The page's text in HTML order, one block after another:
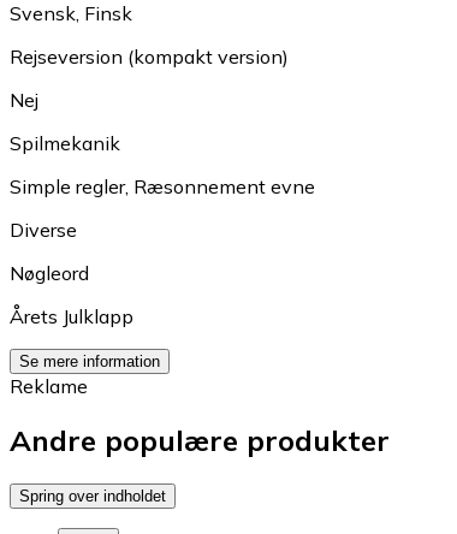
Svensk, Finsk
Rejseversion (kompakt version)
Nej
Spilmekanik
Simple regler, Ræsonnement evne
Diverse
Nøgleord
Årets Julklapp
Se mere information
Reklame
Andre populære produkter
Spring over indholdet